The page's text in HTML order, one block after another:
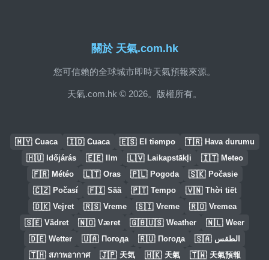
關於 天氣.com.hk
您可信賴的全球城市即時天氣預報來源。
天氣.com.hk © 2026。版權所有。
🇲🇾 Cuaca 🇮🇩 Cuaca 🇪🇸 El tiempo 🇹🇷 Hava durumu
🇭🇺 Időjárás 🇪🇪 Ilm 🇱🇻 Laikapstākļi 🇮🇹 Meteo
🇫🇷 Météo 🇱🇹 Oras 🇵🇱 Pogoda 🇸🇰 Počasie
🇨🇿 Počasí 🇫🇮 Sää 🇵🇹 Tempo 🇻🇳 Thời tiết
🇩🇰 Vejret 🇷🇸 Vreme 🇸🇮 Vreme 🇷🇴 Vremea
🇸🇪 Vädret 🇳🇴 Været 🇬🇧🇺🇸 Weather 🇳🇱 Weer
🇩🇪 Wetter 🇺🇦 Погода 🇷🇺 Погода 🇸🇦 الطقس
🇹🇭 สภาพอากาศ 🇯🇵 天気 🇭🇰 天氣 🇹🇼 天氣預報